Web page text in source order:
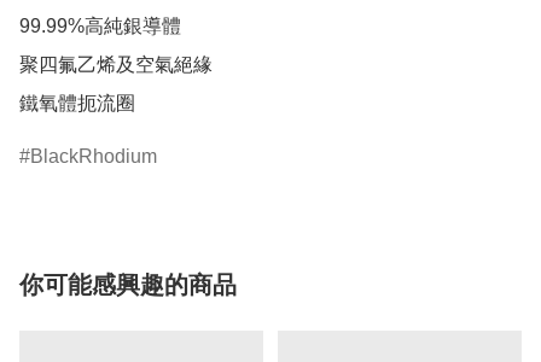
99.99%高純銀導體
聚四氟乙烯及空氣絕緣
BlackRhodium
你可能感興趣的商品